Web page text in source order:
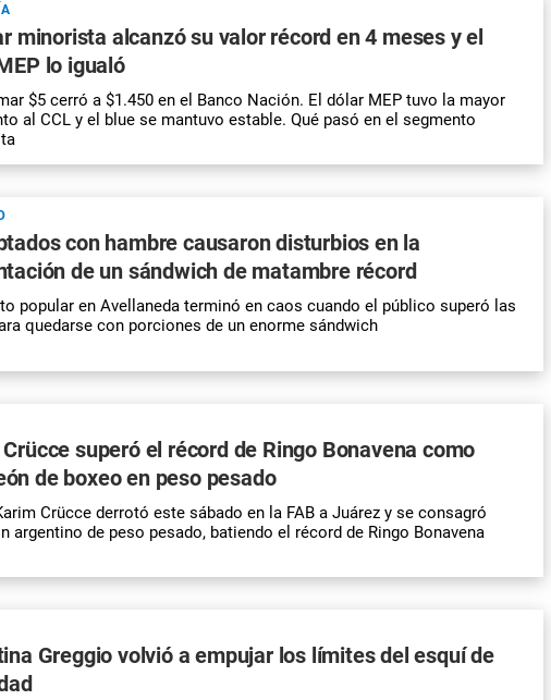
minorista alcanzó su valor récord en 4 meses y el
lo igualó
$5 cerró a $1.450 en el Banco Nación. El dólar MEP tuvo la mayor
al CCL y el blue se mantuvo estable. Qué pasó en el segmento
con hambre causaron disturbios en la
de un sándwich de matambre récord
popular en Avellaneda terminó en caos cuando el público superó las
quedarse con porciones de un enorme sándwich
superó el récord de Ringo Bonavena como
de boxeo en peso pesado
Crücce derrotó este sábado en la FAB a Juárez y se consagró
argentino de peso pesado, batiendo el récord de Ringo Bonavena
Greggio volvió a empujar los límites del esquí de